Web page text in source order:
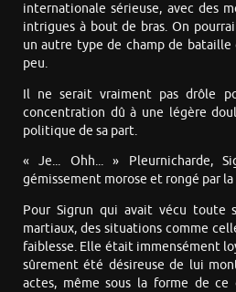
internationale sérieuse, avec des
intrigues à bout de bras. On
un autre type de champ de
peu.
Il ne serait vraiment pas drôle
concentration dû à une légère
politique de sa part.
« Je... Ohh... » Pleurnicharde,
gémissement morose et rongé par
Pour Sigrun qui avait vécu toute
martiaux, des situations comme
faiblesse. Elle était immensément
sûrement été désireuse de lui
actes, même sous la forme de